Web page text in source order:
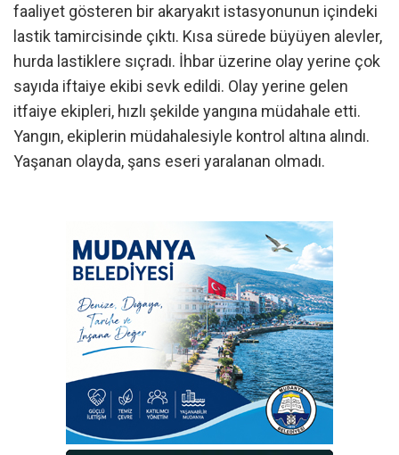
faaliyet gösteren bir akaryakıt istasyonunun içindeki
lastik tamircisinde çıktı. Kısa sürede büyüyen alevler,
hurda lastiklere sıçradı. İhbar üzerine olay yerine çok
sayıda iftaiye ekibi sevk edildi. Olay yerine gelen
itfaiye ekipleri, hızlı şekilde yangına müdahale etti.
Yangın, ekiplerin müdahalesiyle kontrol altına alındı.
Yaşanan olayda, şans eseri yaralanan olmadı.